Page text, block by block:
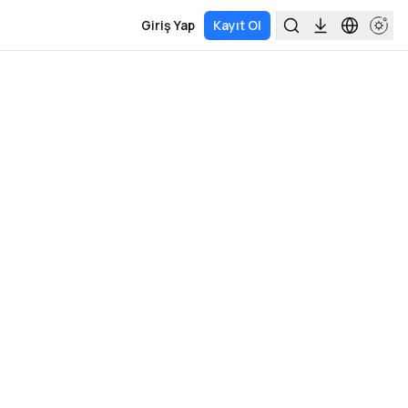
Giriş Yap Kayıt Ol